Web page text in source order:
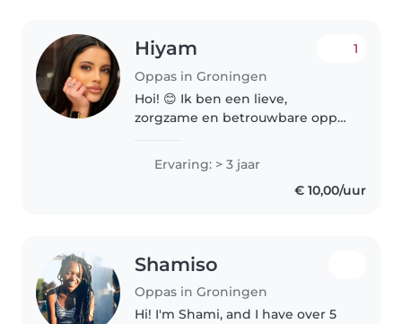
Hiyam
Oppas in Groningen
1
Hoi! 😊 Ik ben een lieve,
zorgzame en betrouwbare oppas
waarbij ik dagelijks ongeveer 9
uur met kinderen werkte en
Ervaring: > 3 jaar
€ 10,00/uur
Shamiso
Oppas in Groningen
Hi! I'm Shami, and I have over 5